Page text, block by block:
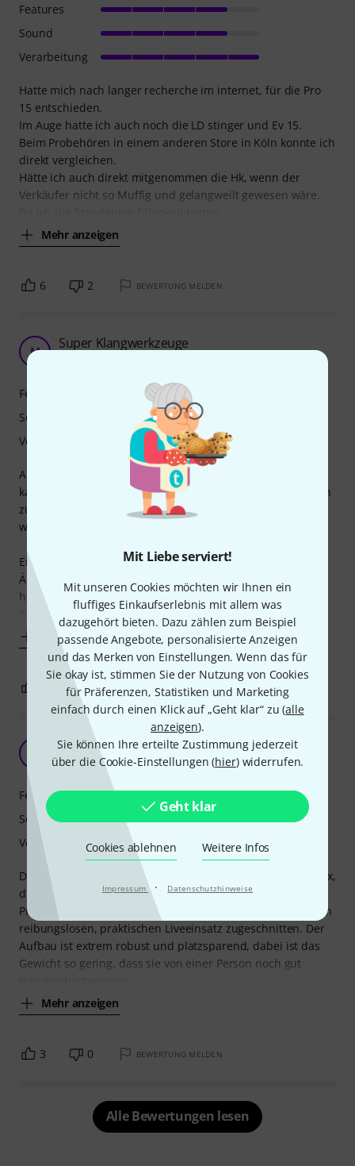
Mit Liebe serviert!
Mit unseren Cookies möchten wir Ihnen ein
fluffiges Einkaufserlebnis mit allem was
dazugehört bieten. Dazu zählen zum Beispiel
passende Angebote, personalisierte Anzeigen
und das Merken von Einstellungen. Wenn das für
Sie okay ist, stimmen Sie der Nutzung von Cookies
für Präferenzen, Statistiken und Marketing
einfach durch einen Klick auf „Geht klar“ zu (alle
anzeigen).
Sie können Ihre erteilte Zustimmung jederzeit
über die Cookie-Einstellungen (hier) widerrufen.
Geht klar
Cookies ablehnen Weitere Infos
Impressum · Datenschutzhinweise
Hatte mich nach langer recherche im internet, für die Pro
15 entschieden.
Im Auge hatte ich auch noch die LD stinger und Ev 15.
Beim Probehören in einem anderen Store in Köln konnte ich
direkt vergleichen.
Hätte ich auch direkt mitgenommen die Hk, wenn der
Verkäufer nicht so Muffig und gelangweilt gewesen wäre.
Mehr anzeigen
Features
Sound
Verarbeitung
6 2 BEWERTUNG MELDEN
M Super Klangwerkzeuge
Als ich mir vor einem Monat meine neuen Lautsprecher
kaufte, dachte ich, ich würde mich ein bisschen verbessern
zu meinen alten Opera 405. Als sie dann bei mir ankamen
war ich verblüfft.
Eindruck:
Äußerlich machen die Lautsprecher wirklich was her. Die
hochwertige Beschichtung sorgt für einen guten Halt. Die
Griffe sind wirklich sehr angenehm. Und für
Mehr anzeigen
Features
Sound
Verarbeitung
1 BEWERTUNG MELDEN
Top Sound
Michael866 10.11.2009
Die HK Audio Premium PR:O 15 ist so ziemlich die beste Box,
die man für den Preis bekommt. Sie ist soundlich im
Profibereich anzusiedeln. Alle Eigenschaften sind auf einen
reibungslosen, praktischen Liveeinsatz zugeschnitten. Der
Aufbau ist extrem robust und platzsparend, dabei ist das
Gewicht so gering, dass sie von einer Person noch gut
Mehr anzeigen
Features
Sound
Verarbeitung
3 0 BEWERTUNG MELDEN
Alle Bewertungen lesen